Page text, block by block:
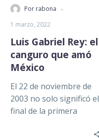
Por rabona -
1 marzo, 2022
Luis Gabriel Rey: el
canguro que amó
México
El 22 de noviembre de
2003 no solo significó el
final de la primera